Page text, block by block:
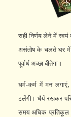
सही निर्णय लेने में
असंतोष के चलते घर में
पूर्वार्ध अच्छा बीतेगा।
धर्म-कर्म में मन
टलेंगी। धैर्य रखकर
समय अधिक प्रतिकूल